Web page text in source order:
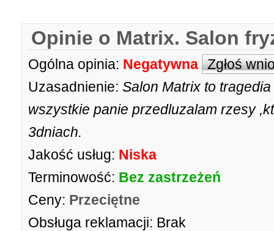
Opinie o Matrix. Salon
Ogólna opinia: Negatywna Zgłoś
Uzasadnienie: Salon Matrix to
wszystkie panie przedluzalam rzesy
3dniach.
Jakość usług: Niska
Terminowość: Bez zastrzeżeń
Ceny: Przeciętne
Obsługa reklamacji: Brak